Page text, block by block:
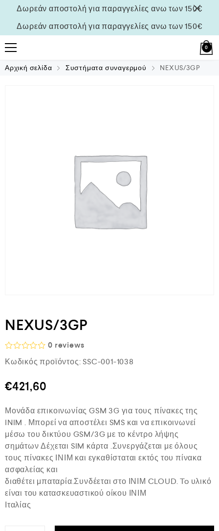
Δωρεάν αποστολή για παραγγελίες ανω των 150€
Δωρεάν αποστολή για παραγγελίες ανω των 150€
0
Αρχική σελίδα Συστήματα συναγερμού NEXUS/3GP
NEXUS/3GP
Β
α
μ
ο
γ
ή
θ
η
κ
ε
μ
ε
0
α
π
ό
5
0 reviews
Κωδικός προϊόντος: SSC-001-1038
€421,60
Μονάδα επικοινωνίας GSM 3G για τους πίνακες της
INIM . Μπορεί να αποστέλει SMS και να επικοινωνεί
μέσω του δικτύου GSM/3G με το κέντρο λήψης
σημάτων Δέχεται SIM κάρτα .Συνεργάζεται με όλους
τους πίνακες ΙΝΙΜ και εγκαθίσταται εκτός του πίνακα
ασφαλείας και
διαθέτει μπαταρία.Συνδέεται στο ΙΝΙΜ CLOUD. To υλικό
είναι του κατασκευαστικού οίκου ΙΝΙΜ
Ιταλίας